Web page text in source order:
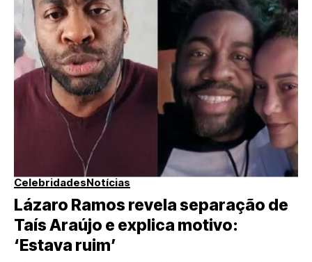
CelebridadesNotícias
Lázaro Ramos revela separação de
Taís Araújo e explica motivo:
‘Estava ruim’